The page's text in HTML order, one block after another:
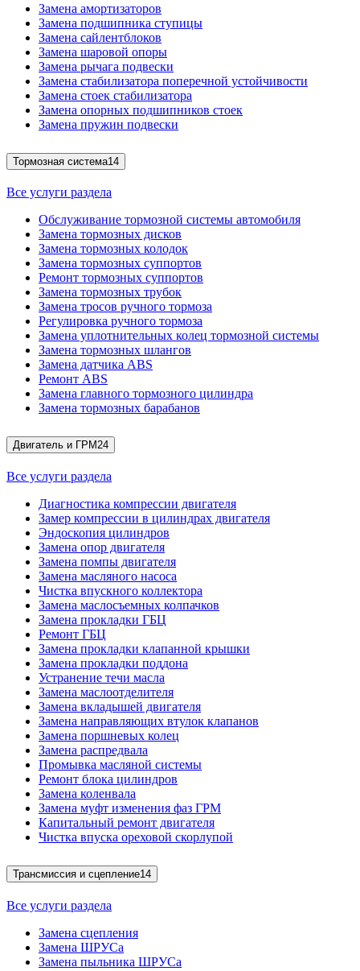
Замена амортизаторов
Замена подшипника ступицы
Замена сайлентблоков
Замена шаровой опоры
Замена рычага подвески
Замена стабилизатора поперечной устойчивости
Замена стоек стабилизатора
Замена опорных подшипников стоек
Замена пружин подвески
Тормозная система14
Все услуги раздела
Обслуживание тормозной системы автомобиля
Замена тормозных дисков
Замена тормозных колодок
Замена тормозных суппортов
Ремонт тормозных суппортов
Замена тормозных трубок
Замена тросов ручного тормоза
Регулировка ручного тормоза
Замена уплотнительных колец тормозной системы
Замена тормозных шлангов
Замена датчика ABS
Ремонт ABS
Замена главного тормозного цилиндра
Замена тормозных барабанов
Двигатель и ГРМ24
Все услуги раздела
Диагностика компрессии двигателя
Замер компрессии в цилиндрах двигателя
Эндоскопия цилиндров
Замена опор двигателя
Замена помпы двигателя
Замена масляного насоса
Чистка впускного коллектора
Замена маслосъемных колпачков
Замена прокладки ГБЦ
Ремонт ГБЦ
Замена прокладки клапанной крышки
Замена прокладки поддона
Устранение течи масла
Замена маслоотделителя
Замена вкладышей двигателя
Замена направляющих втулок клапанов
Замена поршневых колец
Замена распредвала
Промывка масляной системы
Ремонт блока цилиндров
Замена коленвала
Замена муфт изменения фаз ГРМ
Капитальный ремонт двигателя
Чистка впуска ореховой скорлупой
Трансмиссия и сцепление14
Все услуги раздела
Замена сцепления
Замена ШРУСа
Замена пыльника ШРУСа